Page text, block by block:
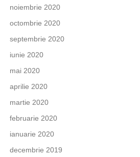
noiembrie 2020
octombrie 2020
septembrie 2020
iunie 2020
mai 2020
aprilie 2020
martie 2020
februarie 2020
ianuarie 2020
decembrie 2019